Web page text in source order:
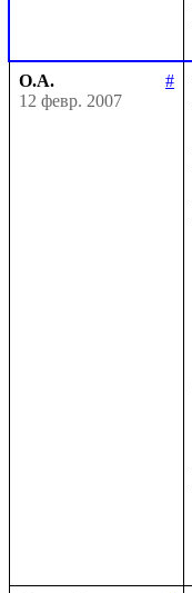
О.А.
#
12 февр. 2007